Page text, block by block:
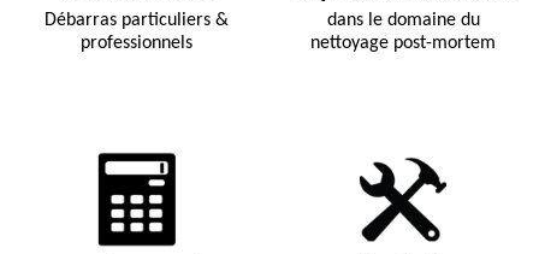
Débarras particuliers &
professionnels
dans le domaine du
nettoyage post-mortem